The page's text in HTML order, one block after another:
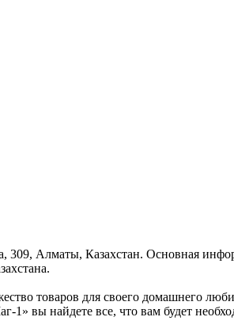
309, Алматы, Казахстан. Основная
товаров для своего домашнего
вы найдете все, что вам будет